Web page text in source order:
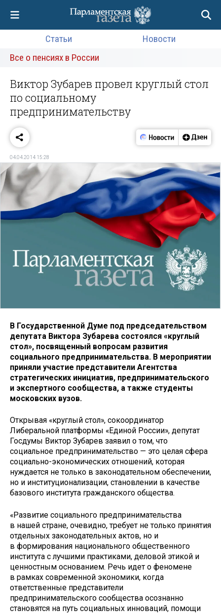
Статьи
Новости
Все о пенсиях в России
Виктор Зубарев провел круглый стол
по социальному
предпринимательству
04.04.2014 15:28
В Государственной Думе под председательством
депутата Виктора Зубарева состоялся «круглый
стол», посвященный вопросам развития
социального предпринимательства. В мероприятии
приняли участие представители Агентства
стратегических инициатив, предпринимательского
и экспертного сообщества, а также студенты
московских вузов.
Открывая «круглый стол», сокоординатор
Либеральной платформы «Единой России», депутат
Госдумы Виктор Зубарев заявил о том, что
социальное предпринимательство — это целая сфера
социально-экономических отношений, которая
нуждается не только в законодательном обеспечении,
но и институционализации, становлении в качестве
базового института гражданского общества.
«Развитие социального предпринимательства
в нашей стране, очевидно, требует не только принятия
отдельных законодательных актов, но и
в формирования национального общественного
института с лучшими практиками, деловой этикой и
ценностным основанием. Речь идет о феномене
в рамках современной экономики, когда
ответственные представители
предпринимательского сообщества осознанно
становятся на путь социальных инноваций, помощи